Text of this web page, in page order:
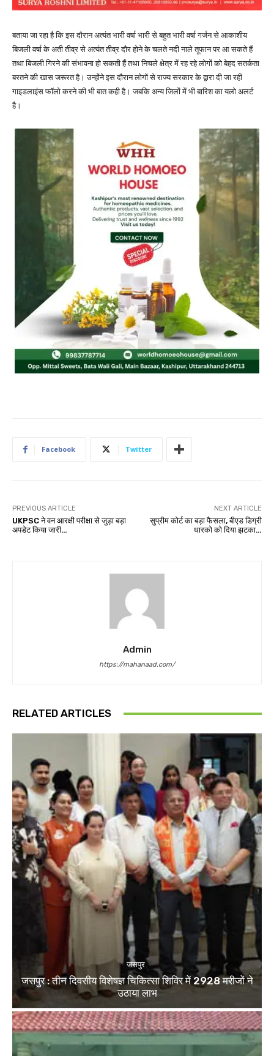
बताया जा रहा है कि इस दौरान अत्यंत भारी वर्षा भारी से बहुत भारी वर्षा गर्जन से आकाशीय
बिजली वर्षा के अती तीव्र से अत्यंत तीव्र दौर होने के चलते नदी नाले तूफान पर आ सकते हैं
तथा बिजली गिरने की संभावना हो सकती हैं तथा निचले क्षेत्र में रह रहे लोगों को बेहद सतर्कता
बरतने की खास जरूरत है। उन्होंने इस दौरान लोगों से राज्य सरकार के द्वारा दी जा रही
गाइडलाइंस फॉलो करने की भी बात कही है। जबकि अन्य जिलों में भी बारिश का यलो अलर्ट
है।
Facebook Twitter
PREVIOUS ARTICLE
UKPSC ने वन आरक्षी परीक्षा से जुड़ा बड़ा
अपडेट किया जारी…
NEXT ARTICLE
सुप्रीम कोर्ट का बड़ा फैसला, बीएड डिग्री
धारको को दिया झटका…
Admin
https://mahanaad.com/
RELATED ARTICLES
जसपुर
जसपुर : तीन दिवसीय विशेषज्ञ चिकित्सा शिविर में 2928 मरीजों ने
उठाया लाभ